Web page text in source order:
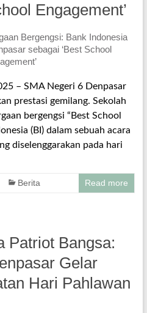
Engagement’
– SMA Negeri 6 Denpasar
prestasi gemilang. Sekolah
bergengsi “Best School
(BI) dalam sebuah acara
diselenggarakan pada hari
Berita Read more
Patriot Bangsa:
Gelar
Hari Pahlawan